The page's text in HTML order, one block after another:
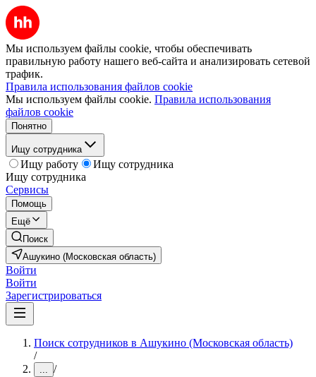
Мы используем файлы cookie, чтобы обеспечивать
правильную работу нашего веб-сайта и анализировать сетевой
трафик.
Правила использования файлов cookie
Мы используем файлы cookie. Правила использования
файлов cookie
Понятно
Ищу сотрудника
Ищу работу
Ищу сотрудника
Ищу сотрудника
Сервисы
Помощь
Ещё
Поиск
Ашукино (Московская область)
Войти
Войти
Зарегистрироваться
Поиск сотрудников в Ашукино (Московская область)
/
... /